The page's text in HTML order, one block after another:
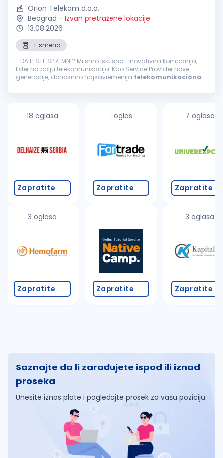
Orion Telekom d.o.o.
Beograd - Izvan pretražene lokacije
13.08.2026
1. smena
...DA LI STE SPREMNI? Mi smo iskusna i inovativna kompanija,
lider na polju telekomunikacija. Kao Service Provider nove
generacije, donosimo najsavremenija telekomunikaciona
timu nas ima...
18 oglasa
Zapratite
3 oglasa
Zapratite
1 oglas
Zapratite
Zapratite
7 oglasa
Zapratite
3 oglasa
Zapratite
Saznajte da li zarađujete ispod ili iznad
proseka
Unesite iznos plate i pogledajte prosek za vašu poziciju